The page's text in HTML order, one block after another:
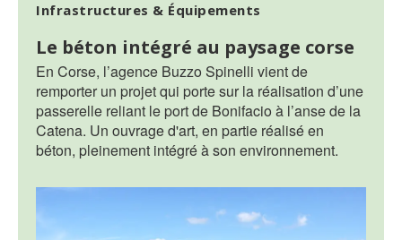
Infrastructures & Équipements
Le béton intégré au paysage corse
En Corse, l’agence Buzzo Spinelli vient de
remporter un projet qui porte sur la réalisation d’une
passerelle reliant le port de Bonifacio à l’anse de la
Catena. Un ouvrage d'art, en partie réalisé en
béton, pleinement intégré à son environnement.